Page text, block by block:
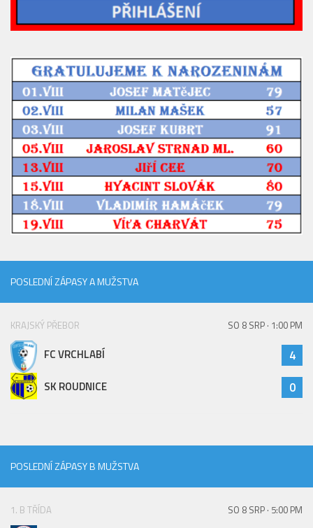
Historie
Zápasy 2025/26
2022/23
2021/22
2020/21
Vzkazy
B tým
POSLEDNÍ ZÁPASY A MUŽSTVA
KRAJSKÝ PŘEBOR SO 8 SRP · 1:00 PM
FC VRCHLABÍ 4
SK ROUDNICE 0
POSLEDNÍ ZÁPASY B MUŽSTVA
1. B TŘÍDA SO 8 SRP · 5:00 PM